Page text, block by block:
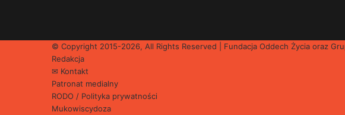
© Copyright 2015-2026, All Rights Reserved | Fundacja Oddech Życia oraz
Redakcja
✉ Kontakt
Patronat medialny
RODO / Polityka prywatności
Mukowiscydoza